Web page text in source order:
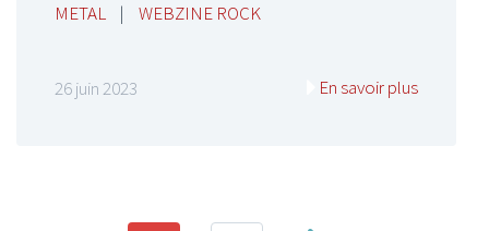
METAL
| WEBZINE ROCK
26 juin 2023 En savoir plus